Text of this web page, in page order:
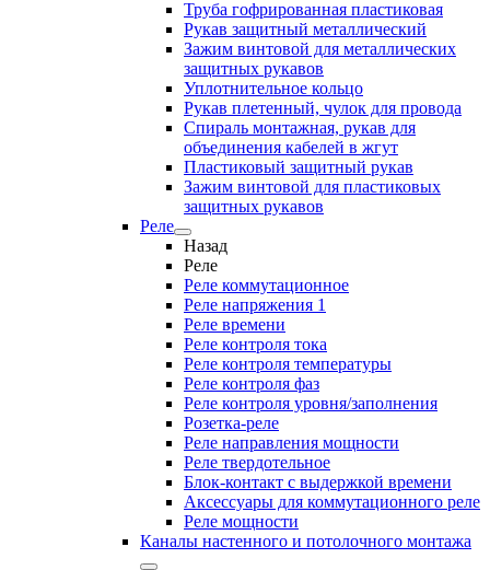
Труба гофрированная пластиковая
Рукав защитный металлический
Зажим винтовой для металлических
защитных рукавов
Уплотнительное кольцо
Рукав плетенный, чулок для провода
Спираль монтажная, рукав для
объединения кабелей в жгут
Пластиковый защитный рукав
Зажим винтовой для пластиковых
защитных рукавов
Реле
Назад
Реле
Реле коммутационное
Реле напряжения 1
Реле времени
Реле контроля тока
Реле контроля температуры
Реле контроля фаз
Реле контроля уровня/заполнения
Розетка-реле
Реле направления мощности
Реле твердотельное
Блок-контакт с выдержкой времени
Аксессуары для коммутационного реле
Реле мощности
Каналы настенного и потолочного монтажа